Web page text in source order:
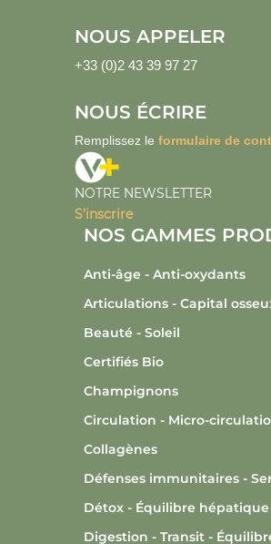
NOUS APPELER
+33 (0)2 43 39 97 27
NOUS ÉCRIRE
Remplissez le formulaire de
NOTRE NEWSLETTER
S’inscrire
NOS GAMMES
Anti-âge - Anti-oxydants
Articulations - Capital
Beauté - Soleil
Certifiés Bio
Champignons
Circulation - Micro-
Collagènes
Défenses immunitaires -
Détox - Équilibre hépatique
Digestion - Transit -